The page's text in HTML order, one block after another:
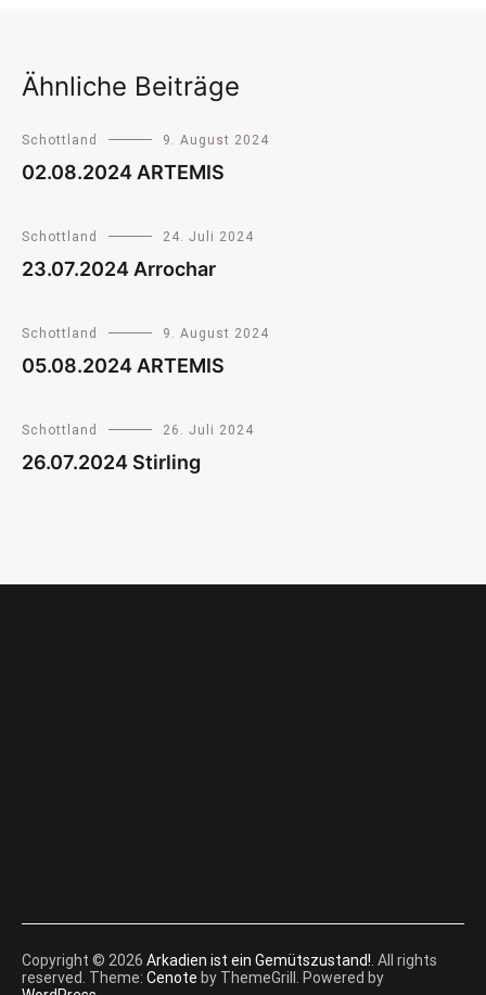
Ähnliche Beiträge
Schottland 9. August 2024
02.08.2024 ARTEMIS
Schottland 24. Juli 2024
23.07.2024 Arrochar
Schottland 9. August 2024
05.08.2024 ARTEMIS
Schottland 26. Juli 2024
26.07.2024 Stirling
Copyright © 2026 Arkadien ist ein Gemütszustand!. All rights
reserved. Theme: Cenote by ThemeGrill. Powered by